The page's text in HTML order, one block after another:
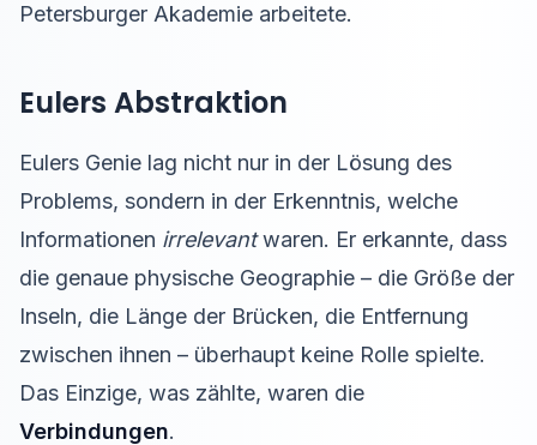
Petersburger Akademie arbeitete.
Eulers Abstraktion
Eulers Genie lag nicht nur in der Lösung des
Problems, sondern in der Erkenntnis, welche
Informationen irrelevantwaren. Er erkannte, dass
die genaue physische Geographie – die Größe der
Inseln, die Länge der Brücken, die Entfernung
zwischen ihnen – überhaupt keine Rolle spielte.
Das Einzige, was zählte, waren die
Verbindungen.